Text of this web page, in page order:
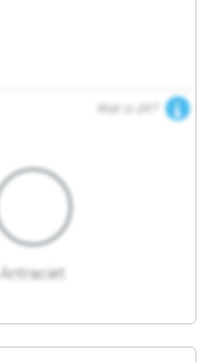
Wat is dit?
Antraciet